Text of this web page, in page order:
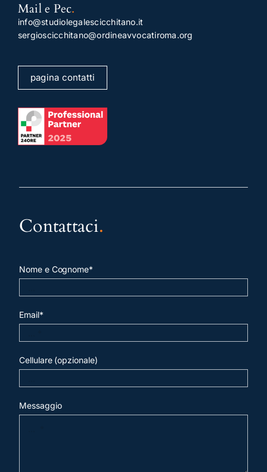
Mail e Pec.
info@studiolegalescicchitano.it
sergioscicchitano@ordineavvocatiroma.org
pagina contatti
Contattaci.
Nome e Cognome*
Email*
Cellulare (opzionale)
Messaggio